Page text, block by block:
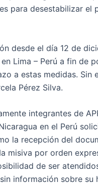
para desestabilizar el
desde el día 12 de
Lima – Perú a fin de
a estas medidas. Sin
Pérez Silva.
integrantes de
en el Perú
la recepción del
misiva por orden
de ser
información sobre su